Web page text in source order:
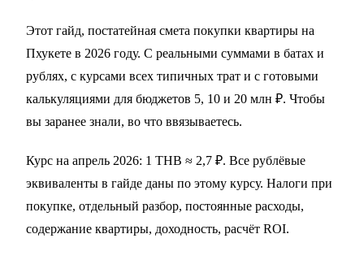
Этот гайд, постатейная смета покупки квартиры на
Пхукете в 2026 году. С реальными суммами в батах и
рублях, с курсами всех типичных трат и с готовыми
калькуляциями для бюджетов 5, 10 и 20 млн ₽. Чтобы
вы заранее знали, во что ввязываетесь.
Курс на апрель 2026: 1 THB ≈ 2,7 ₽. Все рублёвые
эквиваленты в гайде даны по этому курсу. Налоги при
покупке, отдельный разбор, постоянные расходы,
содержание квартиры, доходность, расчёт ROI.